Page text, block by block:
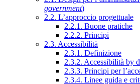
government)
2.2. L’approccio progettuale
2.2.1. Buone pratiche
2.2.2. Principi
2.3. Accessibilità
2.3.1. Definizione
2.3.2. Accessibilità by
2.3.3. Principi per
2.3.4. Linee guida e